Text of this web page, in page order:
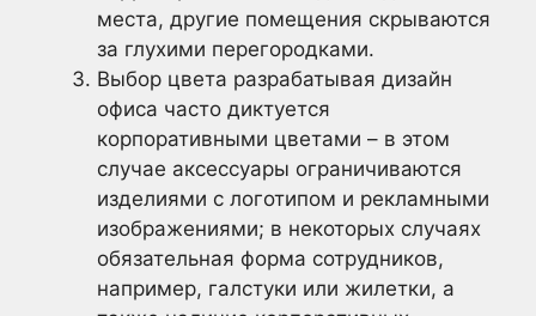
места, другие помещения скрываются
за глухими перегородками.
Выбор цвета разрабатывая дизайн
офиса часто диктуется
корпоративными цветами – в этом
случае аксессуары ограничиваются
изделиями с логотипом и рекламными
изображениями; в некоторых случаях
обязательная форма сотрудников,
например, галстуки или жилетки, а